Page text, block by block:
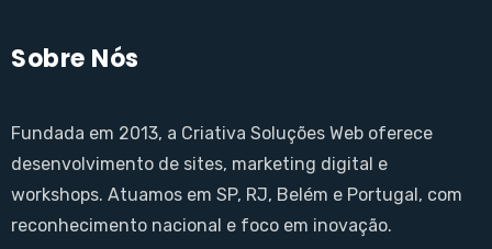
Sobre Nós
Fundada em 2013, a Criativa Soluções Web oferece
desenvolvimento de sites, marketing digital e
workshops. Atuamos em SP, RJ, Belém e Portugal, com
reconhecimento nacional e foco em inovação.